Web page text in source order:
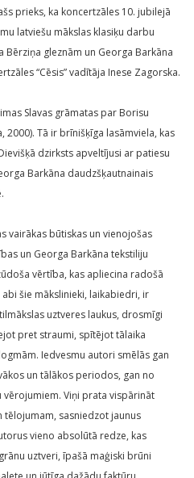
prieks, ka koncertzāles 10. jubilejā
latviešu mākslas klasiķu darbu
Bērziņa gleznām un Georga Barkāna
“Cēsis” vadītāja Inese Zagorska.
Slavas grāmatas par Borisu
2000). Tā ir brīnišķīga lasāmviela, kas
dzirksts apveltījusi ar patiesu
Barkāna daudzšķautnainais
vairākas būtiskas un vienojošas
un Georga Barkāna tekstiliju
vērtība, kas apliecina radošā
šie mākslinieki, laikabiedri, ir
uztveres laukus, drosmīgi
pret straumi, spītējot tālaika
Iedvesmu autori smēlās gan
un tālākos periodos, gan no
Viņi prata vispārināt
sasniedzot jaunus
vieno absolūtā redze, kas
uztveri, īpašā maģiski brūni